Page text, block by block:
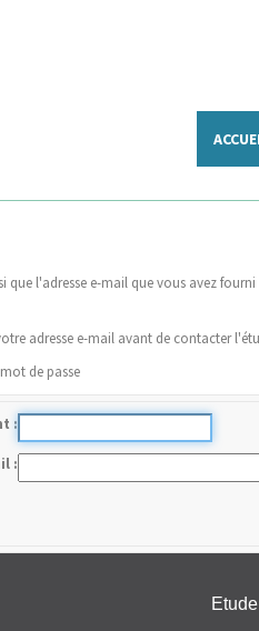
l'adresse e-mail que vous avez
adresse e-mail avant de contacter
de passe